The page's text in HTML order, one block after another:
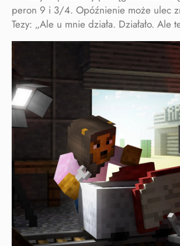
peron 9 i 3/4. Opóźnienie może ulec
Tezy: „Ale u mnie działa. Działało. Ale